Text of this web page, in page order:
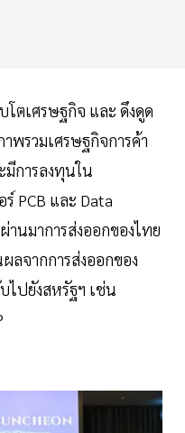
โตเศรษฐกิจ และ ดึงดูด
พรวมเศรษฐกิจการค้า
การลงทุนใน
PCB และ Data
นมาการส่งออกของไทย
ลจากการส่งออกของ
ปยังสหรัฐฯ เช่น